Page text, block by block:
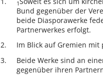
1
Bund gegenüber der
beide Diasporawerke
Partnerwerkes erfolgt.
Im Blick auf Gremien
Beide Werke sind an
gegenüber ihren